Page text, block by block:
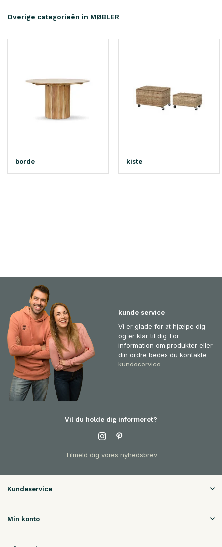
Overige categorieën in MØBLER
borde kiste
kunde service
Vi er glade for at hjælpe dig
og er klar til dig! For
information om produkter eller
din ordre bedes du kontakte
kundeservice
Vil du holde dig informeret?
Tilmeld dig vores nyhedsbrev
Kundeservice
Min konto